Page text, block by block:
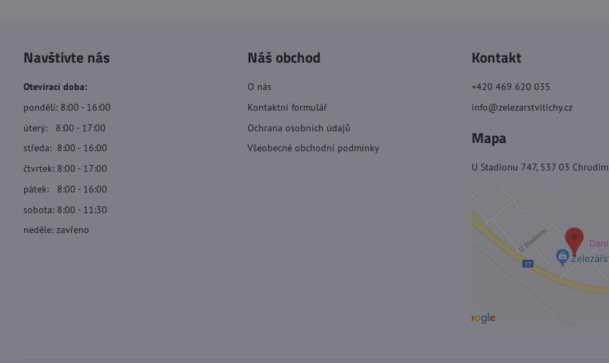
Navštivte nás
Otevírací doba:
pondělí: 8:00 - 16:00
úterý: 8:00 - 17:00
středa: 8:00 - 16:00
čtvrtek: 8:00 - 17:00
pátek: 8:00 - 16:00
sobota: 8:00 - 11:30
neděle: zavřeno
Náš obchod
O nás
Kontaktní formulář
Ochrana osobních údajů
Všeobecné obchodní podmínky
Kontakt
+420 469 620 035
info@zelezarstvitichy.cz
Mapa
U Stadionu 747, 537 03 Chrudim